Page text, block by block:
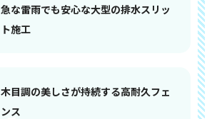
急な雷雨でも安心な大型の排水スリッ
ト施工
木目調の美しさが持続する高耐久フェ
ンス